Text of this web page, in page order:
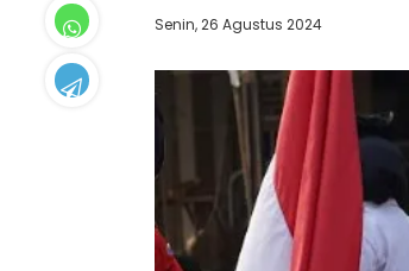
Senin, 26 Agustus 2024